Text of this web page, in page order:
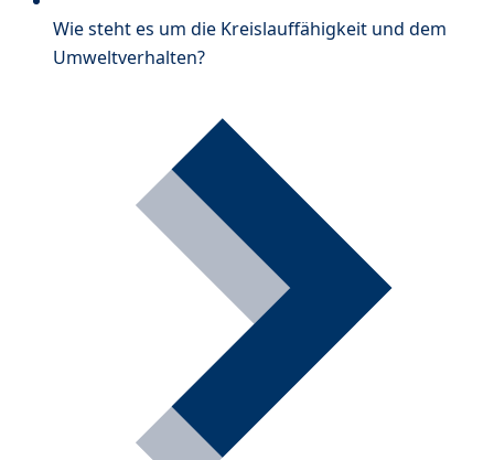
Wie steht es um die Kreislauffähigkeit und dem
Umweltverhalten?